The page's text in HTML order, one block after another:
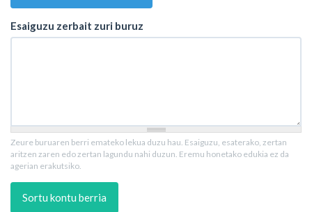
Esaiguzu zerbait zuri buruz
Zeure buruaren berri emateko lekua duzu hau. Esaiguzu, esaterako, zertan
aritzen zaren edo zertan lagundu nahi duzun. Eremu honetako edukia ez da
agerian erakutsiko.
Sortu kontu berria